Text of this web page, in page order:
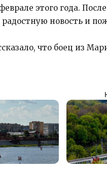
этого года.
новость и
что боец из